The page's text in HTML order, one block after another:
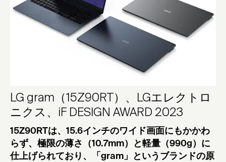
LG gram（15Z90RT）、LGエレクトロ
ニクス、iF DESIGN AWARD 2023
15Z90RTは、15.6インチのワイド画面にもかかわ
らず、極限の薄さ（10.7mm）と軽量（990g）に
仕上げられており、「gram」というブランドの原